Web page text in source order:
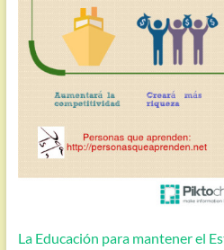
La Educación para mantener el